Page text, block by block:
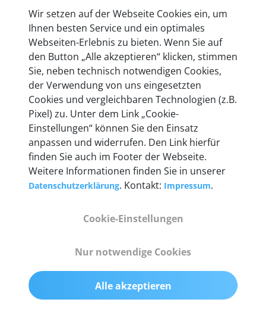
In den Kfz-Diagnosegeräten von autoaid stecken
mehr als 10 Jahre Erfahrung, und auch in Zukunft
entwickeln wir unsere Produkte am Standort in
Berlin laufend weiter. Auf diese Qualität vertrauen
heute mehr als 60.000 Privatkunden und
Unternehmen.
Technische Details &
Lieferumfang
Abmessungen
Gewicht
200 g
Wir setzen auf der Webseite Cookies ein, um
Ihnen besten Service und ein optimales
Webseiten-Erlebnis zu bieten. Wenn Sie auf
den Button „Alle akzeptieren“ klicken, stimmen
Sie, neben technisch notwendigen Cookies,
der Verwendung von uns eingesetzten
Cookies und vergleichbaren Technologien (z.B.
Pixel) zu. Unter dem Link „Cookie-
Einstellungen“ können Sie den Einsatz
anpassen und widerrufen. Den Link hierfür
finden Sie auch im Footer der Webseite.
Weitere Informationen finden Sie in unserer
Datenschutzerklärung. Kontakt: Impressum.
Cookie-Einstellungen
Nur notwendige Cookies
Alle akzeptieren